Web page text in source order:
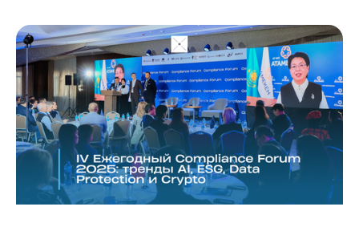
региональных рынков Binance в ЦА, ЦВЕ и
Африке, говорим о том, как формируются
правовые рамки, где проходит граница между
инновациями и комплаенсом, и какие